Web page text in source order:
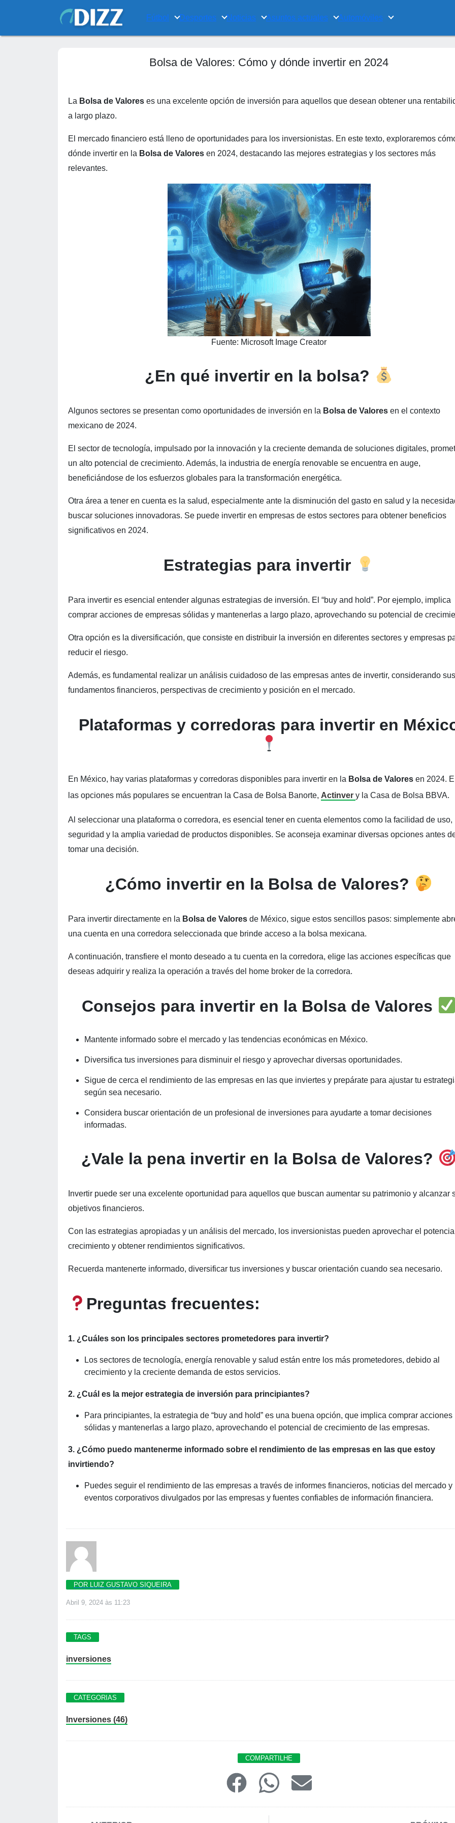
Fútbol Desportes Noticias Asuntos actuales Automóviles
Bolsa de Valores: Cómo y dónde invertir en 2024
La Bolsa de Valores es una excelente opción de inversión para aquellos que desean obtener una
a largo plazo.
El mercado financiero está lleno de oportunidades para los inversionistas. En este texto, exploraremos
dónde invertir en la Bolsa de Valores en 2024, destacando las mejores estrategias y los sectores más
relevantes.
Fuente: Microsoft Image Creator
¿En qué invertir en la bolsa?
Algunos sectores se presentan como oportunidades de inversión en la Bolsa de Valores en el contexto
mexicano de 2024.
El sector de tecnología, impulsado por la innovación y la creciente demanda de soluciones digitales,
un alto potencial de crecimiento. Además, la industria de energía renovable se encuentra en auge,
beneficiándose de los esfuerzos globales para la transformación energética.
Otra área a tener en cuenta es la salud, especialmente ante la disminución del gasto en salud y la
buscar soluciones innovadoras. Se puede invertir en empresas de estos sectores para obtener beneficios
significativos en 2024.
Estrategias para invertir
Para invertir es esencial entender algunas estrategias de inversión. El “buy and hold”. Por ejemplo, implica
comprar acciones de empresas sólidas y mantenerlas a largo plazo, aprovechando su potencial de
Otra opción es la diversificación, que consiste en distribuir la inversión en diferentes sectores y empresas
reducir el riesgo.
Además, es fundamental realizar un análisis cuidadoso de las empresas antes de invertir, considerando sus
fundamentos financieros, perspectivas de crecimiento y posición en el mercado.
Plataformas y corredoras para invertir en
En México, hay varias plataformas y corredoras disponibles para invertir en la Bolsa de Valores en 2024.
las opciones más populares se encuentran la Casa de Bolsa Banorte, Actinver y la Casa de Bolsa BBVA.
Al seleccionar una plataforma o corredora, es esencial tener en cuenta elementos como la facilidad de uso,
seguridad y la amplia variedad de productos disponibles. Se aconseja examinar diversas opciones antes
tomar una decisión.
¿Cómo invertir en la Bolsa de Valores?
Para invertir directamente en la Bolsa de Valores de México, sigue estos sencillos pasos: simplemente
una cuenta en una corredora seleccionada que brinde acceso a la bolsa mexicana.
A continuación, transfiere el monto deseado a tu cuenta en la corredora, elige las acciones específicas que
deseas adquirir y realiza la operación a través del home broker de la corredora.
Consejos para invertir en la Bolsa de Valores
Mantente informado sobre el mercado y las tendencias económicas en México.
Diversifica tus inversiones para disminuir el riesgo y aprovechar diversas oportunidades.
Sigue de cerca el rendimiento de las empresas en las que inviertes y prepárate para ajustar tu
según sea necesario.
Considera buscar orientación de un profesional de inversiones para ayudarte a tomar decisiones
informadas.
¿Vale la pena invertir en la Bolsa de Valores?
Invertir puede ser una excelente oportunidad para aquellos que buscan aumentar su patrimonio y alcanzar
objetivos financieros.
Con las estrategias apropiadas y un análisis del mercado, los inversionistas pueden aprovechar el
crecimiento y obtener rendimientos significativos.
Recuerda mantenerte informado, diversificar tus inversiones y buscar orientación cuando sea necesario.
Preguntas frecuentes:
1. ¿Cuáles son los principales sectores prometedores para invertir?
Los sectores de tecnología, energía renovable y salud están entre los más prometedores, debido al
crecimiento y la creciente demanda de estos servicios.
2. ¿Cuál es la mejor estrategia de inversión para principiantes?
Para principiantes, la estrategia de “buy and hold” es una buena opción, que implica comprar acciones
sólidas y mantenerlas a largo plazo, aprovechando el potencial de crecimiento de las empresas.
3. ¿Cómo puedo mantenerme informado sobre el rendimiento de las empresas en las que estoy
invirtiendo?
Puedes seguir el rendimiento de las empresas a través de informes financieros, noticias del mercado y
eventos corporativos divulgados por las empresas y fuentes confiables de información financiera.
POR LUIZ GUSTAVO SIQUEIRA
Abril 9, 2024 às 11:23
TAGS
inversiones
CATEGORIAS
Inversiones (46)
COMPARTILHE